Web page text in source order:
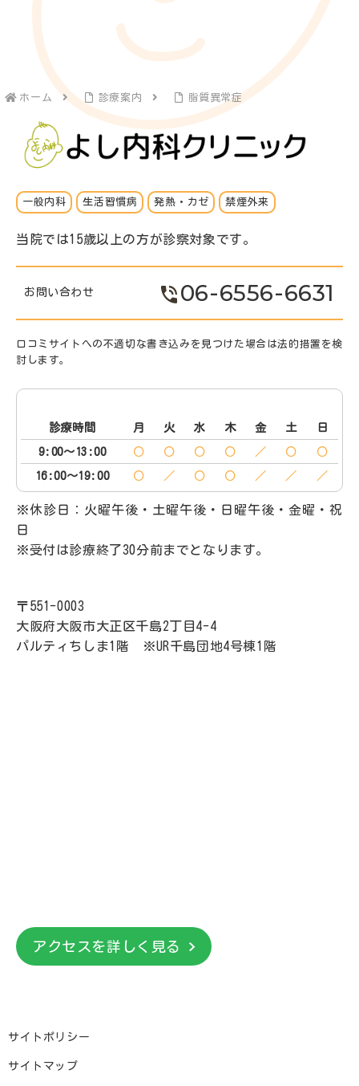
ホーム 診療案内 脂質異常症
一般内科 生活習慣病 発熱・カゼ 禁煙外来
当院では15歳以上の方が診察対象です。
お問い合わせ 06-6556-6631
口コミサイトへの不適切な書き込みを見つけた場合は法的措置を検
討します。
診療時間 月 火 水 木 金 土
日
9:00～13:00
〇 〇 〇 〇 ／ 〇
〇
16:00～19:00
〇 ／ 〇 〇 ／ ／ ／
※休診日：火曜午後・土曜午後・日曜午後・金曜・祝
日
※受付は診療終了30分前までとなります。
〒551-0003
大阪府大阪市大正区千島2丁目4-4
パルティちしま1階 ※UR千島団地4号棟1階
アクセスを詳しく見る
サイトポリシー
サイトマップ